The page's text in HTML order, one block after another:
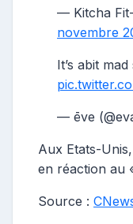
— Kitcha
novembre
It’s abit mad
— ēve
Aux Etats-
en réaction au
Source :